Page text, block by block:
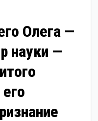
Олега —
науки —